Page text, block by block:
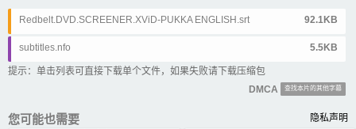
Redbelt.DVD.SCREENER.XViD-PUKKA ENGLISH.srt 92.1KB
subtitles.nfo 5.5KB
提示：单击列表可直接下载单个文件，如果失败请下载压缩包
DMCA
查找本片的其他字幕
您可能也需要 隐私声明